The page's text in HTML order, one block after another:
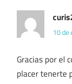
10 de
Gracias por el
placer tenerte